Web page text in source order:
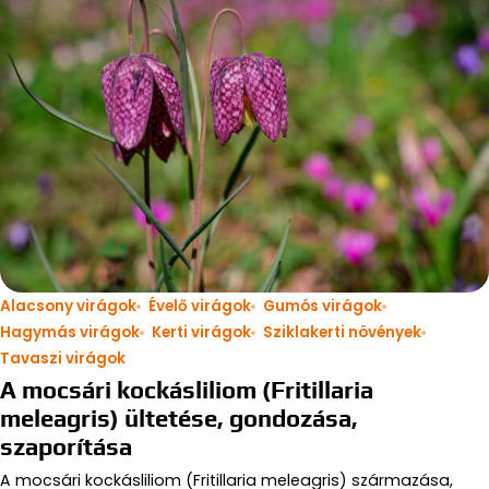
Alacsony virágok Évelő virágok
Gumós virágok
Hagymás virágok
Kerti virágok
Sziklakerti növények
Tavaszi virágok
A mocsári kockásliliom (Fritillaria
meleagris) ültetése, gondozása,
szaporítása
A mocsári kockásliliom (Fritillaria meleagris) származása,